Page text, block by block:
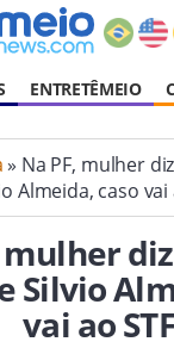
ENTRETÊMEIO
» Na PF, mulher
Almeida, caso vai
mulher
Silvio
vai ao STF